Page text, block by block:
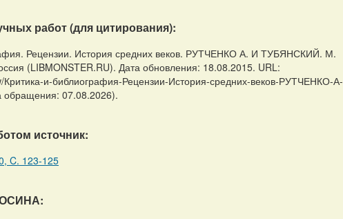
работ (для цитирования):
Рецензии. История средних веков. РУТЧЕНКО А. И ТУБЯНСКИЙ. М.
(LIBMONSTER.RU). Дата обновления: 18.08.2015. URL:
и-библиография-Рецензии-История-средних-веков-РУТЧЕНКО-А-
07.08.2026).
источник:
C. 123-125